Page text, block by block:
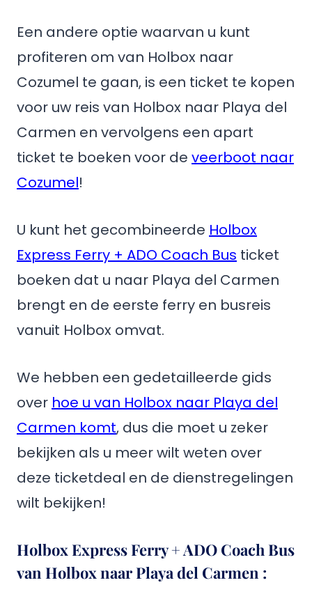
Een andere optie waarvan u kunt
profiteren om van Holbox naar
Cozumel te gaan, is een ticket te kopen
voor uw reis van Holbox naar Playa del
Carmen en vervolgens een apart
ticket te boeken voor de veerboot naar
Cozumel!
U kunt het gecombineerde Holbox
Express Ferry + ADO Coach Bus ticket
boeken dat u naar Playa del Carmen
brengt en de eerste ferry en busreis
vanuit Holbox omvat.
We hebben een gedetailleerde gids
over hoe u van Holbox naar Playa del
Carmen komt, dus die moet u zeker
bekijken als u meer wilt weten over
deze ticketdeal en de dienstregelingen
wilt bekijken!
Holbox Express Ferry + ADO Coach Bus
van Holbox naar Playa del Carmen :